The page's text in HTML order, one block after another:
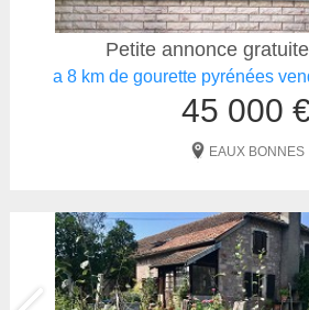
Petite annonce
a 8 km de gourette pyrénées
45 000
EAUX BONNES